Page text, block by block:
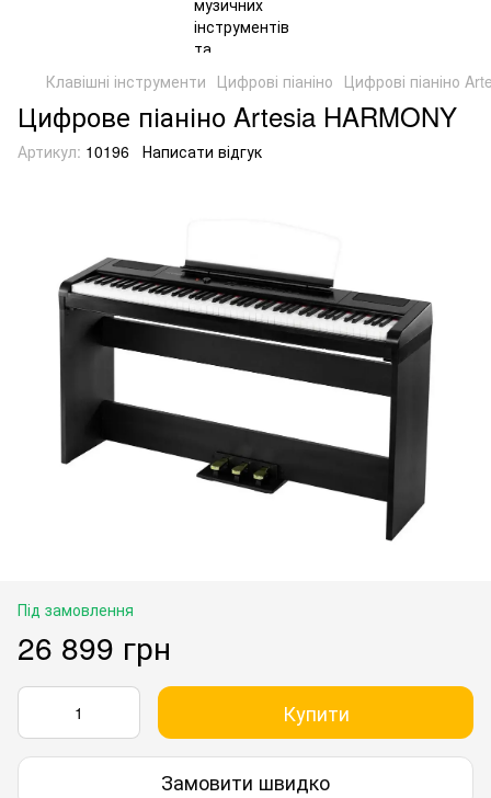
Клавішні інструменти Цифрові піаніно Цифрові піаніно
Цифрове піаніно Artesia HARMONY
Артикул: 10196 Написати відгук
Під замовлення
26 899 грн
Купити
Замовити швидко